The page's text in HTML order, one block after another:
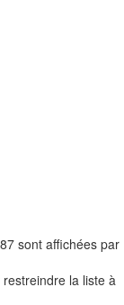
sont affichées par
la liste à